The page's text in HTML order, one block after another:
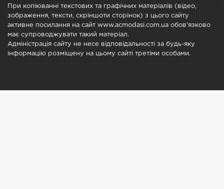
При копіюванні текстових та графічних матеріалів (відео,
зображення, тексти, скріншоти сторінок) з цього сайту
активне посилання на сайт www.acmodasi.com.ua обов'язково
має супроводжувати такий матеріал.
Адміністрація сайту не несе відповідальності за будь-яку
інформацію розміщену на цьому сайті третіми особами.